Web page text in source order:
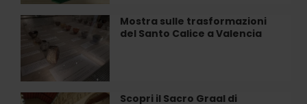
Now"
Valencia
Mostra sulle trasformazioni
del Santo Calice a Valencia
Mostra
sulle
trasformazioni
Santo
Calice
Scopri il Sacro Graal di
Scopri